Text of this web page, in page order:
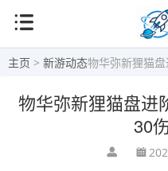
主页 > 新游动态物华弥新狸猫
物华弥新狸猫盘进
30